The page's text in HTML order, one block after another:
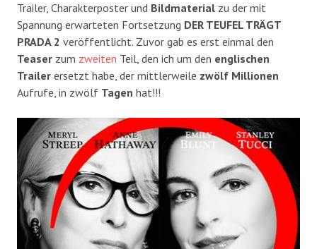
Trailer, Charakterposter und Bildmaterial zu der mit
Spannung erwarteten Fortsetzung DER TEUFEL TRÄGT
PRADA 2 veröffentlicht. Zuvor gab es erst einmal den
Teaser zum zweiten Teil, den ich um den englischen
Trailer ersetzt habe, der mittlerweile zwölf Millionen
Aufrufe, in zwölf Tagen hat!!!